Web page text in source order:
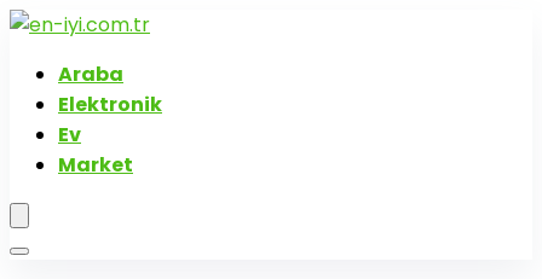
Araba
Elektronik
Ev
Market